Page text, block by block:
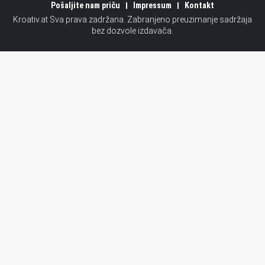
Pošaljite nam priču Impressum
Kontakt
Kroativ.at Sva prava zadržana. Zabranjeno preuzimanje sadržaja
bez dozvole izdavača.